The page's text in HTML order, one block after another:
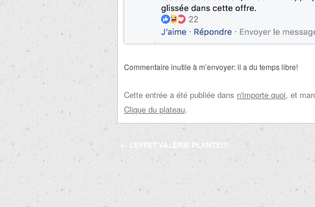
Commentaire inutile à m’envoyer: il a du temps libre!
Cette entrée a été publiée dans n'importe quoi, et
Clique du plateau.
Navigation
des
← L’EFFET VALÉRIE PLANTE!!!